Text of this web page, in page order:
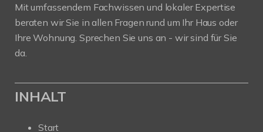
Mit umfassendem Fachwissen und lokaler Expertise
beraten wir Sie in allen Fragen rund um Ihr Haus oder
Ihre Wohnung. Sprechen Sie uns an - wir sind für Sie
da.
INHALT
Start